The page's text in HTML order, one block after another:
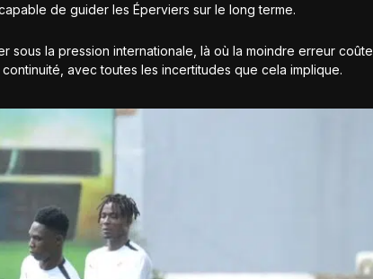
de guider les Éperviers sur le long terme.
sous la pression internationale, là où la moindre erreur coûte
continuité, avec toutes les incertitudes que cela implique.